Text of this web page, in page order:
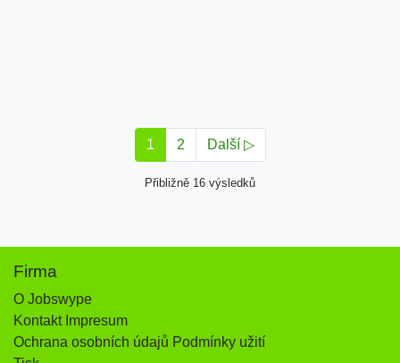
1 2 Další ▷
Přibližně 16 výsledků
Firma
O Jobswype
Kontakt Impresum
Ochrana osobních údajů Podmínky užití